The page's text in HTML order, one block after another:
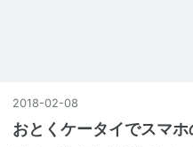
2018-02-08
おとくケータイでスマホ